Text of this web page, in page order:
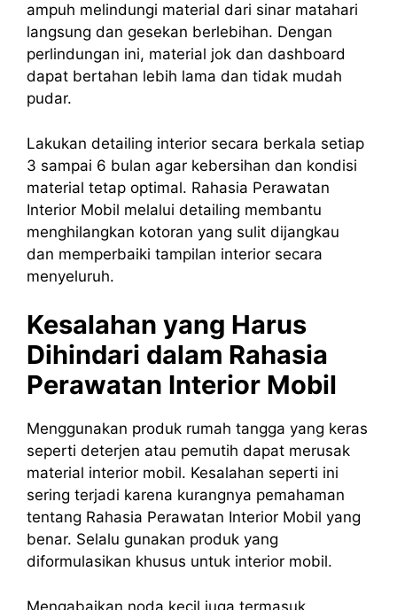
ampuh melindungi material dari sinar matahari
langsung dan gesekan berlebihan. Dengan
perlindungan ini, material jok dan dashboard
dapat bertahan lebih lama dan tidak mudah
pudar.
Lakukan detailing interior secara berkala setiap
3 sampai 6 bulan agar kebersihan dan kondisi
material tetap optimal. Rahasia Perawatan
Interior Mobil melalui detailing membantu
menghilangkan kotoran yang sulit dijangkau
dan memperbaiki tampilan interior secara
menyeluruh.
Kesalahan yang Harus
Dihindari dalam Rahasia
Perawatan Interior Mobil
Menggunakan produk rumah tangga yang keras
seperti deterjen atau pemutih dapat merusak
material interior mobil. Kesalahan seperti ini
sering terjadi karena kurangnya pemahaman
tentang Rahasia Perawatan Interior Mobil yang
benar. Selalu gunakan produk yang
diformulasikan khusus untuk interior mobil.
Mengabaikan noda kecil juga termasuk